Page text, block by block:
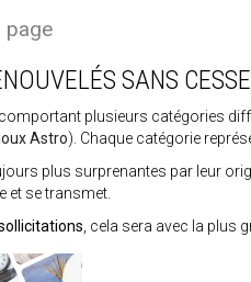
page
SANS
plusieurs catégories
Astro). Chaque catégorie
plus surprenantes par leur
et se transmet.
, cela sera avec la plus